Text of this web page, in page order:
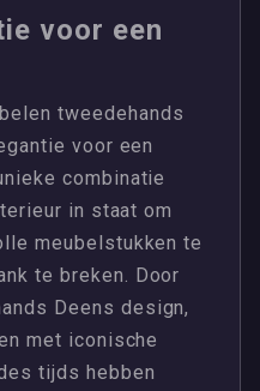
voor een
tweedehands
voor een
combinatie
in staat om
meubelstukken te
te breken. Door
Deens design,
met iconische
tijds hebben